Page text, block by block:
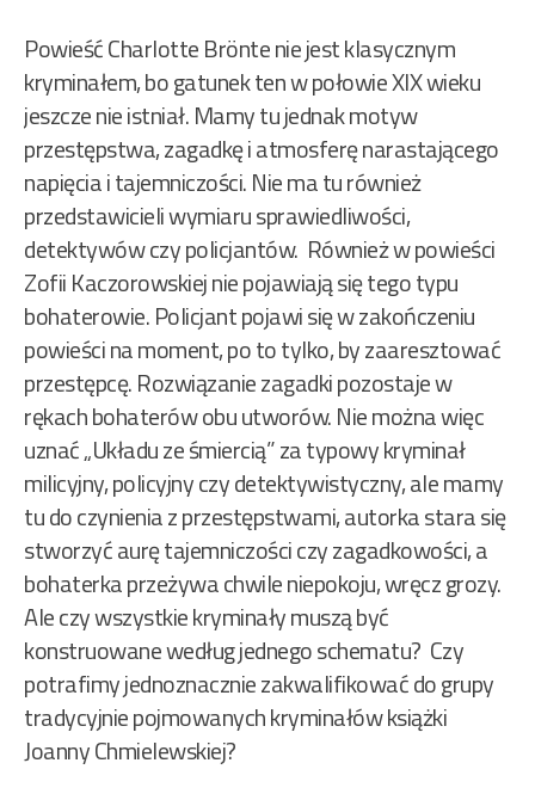
Powieść Charlotte Brönte nie jest klasycznym
kryminałem, bo gatunek ten w połowie XIX wieku
jeszcze nie istniał. Mamy tu jednak motyw
przestępstwa, zagadkę i atmosferę narastającego
napięcia i tajemniczości. Nie ma tu również
przedstawicieli wymiaru sprawiedliwości,
detektywów czy policjantów. Również w powieści
Zofii Kaczorowskiej nie pojawiają się tego typu
bohaterowie. Policjant pojawi się w zakończeniu
powieści na moment, po to tylko, by zaaresztować
przestępcę. Rozwiązanie zagadki pozostaje w
rękach bohaterów obu utworów. Nie można więc
uznać „Układu ze śmiercią” za typowy kryminał
milicyjny, policyjny czy detektywistyczny, ale mamy
tu do czynienia z przestępstwami, autorka stara się
stworzyć aurę tajemniczości czy zagadkowości, a
bohaterka przeżywa chwile niepokoju, wręcz grozy.
Ale czy wszystkie kryminały muszą być
konstruowane według jednego schematu? Czy
potrafimy jednoznacznie zakwalifikować do grupy
tradycyjnie pojmowanych kryminałów książki
Joanny Chmielewskiej?